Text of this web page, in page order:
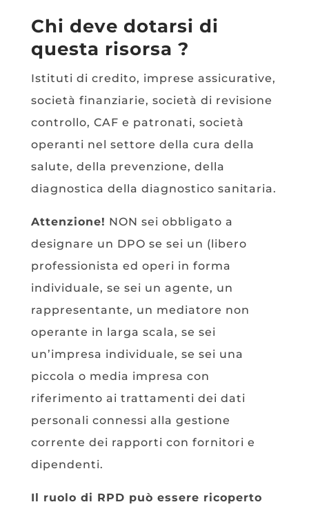
Chi deve dotarsi di
questa risorsa ?
Istituti di credito, imprese assicurative,
società finanziarie, società di revisione
controllo, CAF e patronati, società
operanti nel settore della cura della
salute, della prevenzione, della
diagnostica della diagnostico sanitaria.
Attenzione! NON sei obbligato a
designare un DPO se sei un (libero
professionista ed operi in forma
individuale, se sei un agente, un
rappresentante, un mediatore non
operante in larga scala, se sei
un’impresa individuale, se sei una
piccola o media impresa con
riferimento ai trattamenti dei dati
personali connessi alla gestione
corrente dei rapporti con fornitori e
dipendenti.
Il ruolo di RPD può essere ricoperto